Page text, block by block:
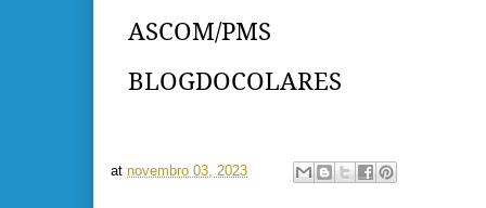
ASCOM/PMS
BLOGDOCOLARES
at novembro 03, 2023